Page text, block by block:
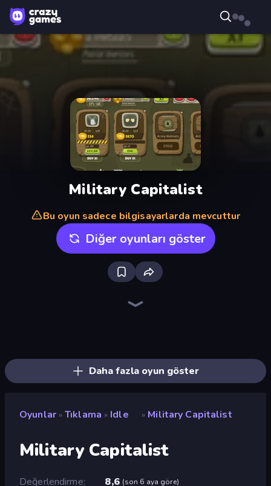
Military Capitalist
Bu oyun sadece bilgisayarlarda mevcuttur
Diğer oyunları göster
Daha fazla oyun göster
Oyunlar » Tıklama » Idle » Military Capitalist
Military Capitalist
Değerlendirme 8,6 (son 6 aya göre)